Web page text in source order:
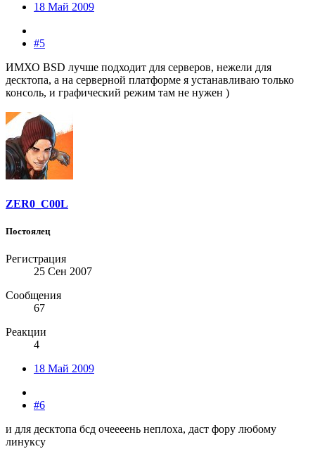
18 Май 2009
#5
ИМХО BSD лучше подходит для серверов, нежели для
десктопа, а на серверной платформе я устанавливаю только
консоль, и графический режим там не нужен )
ZER0_C00L
Постоялец
Регистрация
25 Сен 2007
Сообщения
67
Реакции
4
18 Май 2009
#6
и для десктопа бсд очеееень неплоха, даст фору любому
линуксу